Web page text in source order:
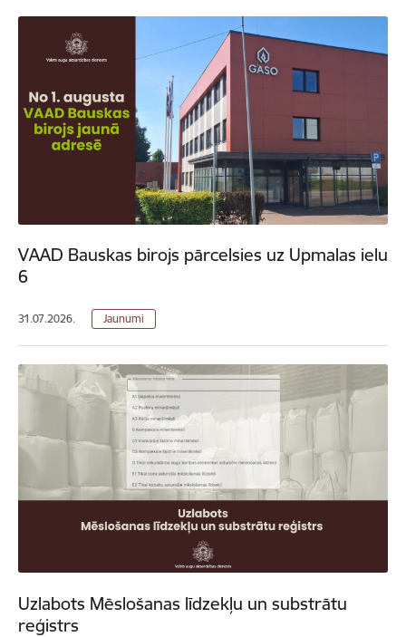
VAAD Bauskas birojs pārcelsies uz Upmalas ielu
6
31.07.2026. Jaunumi
Uzlabots Mēslošanas līdzekļu un substrātu
reģistrs